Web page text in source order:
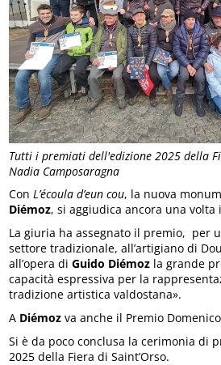
Tutti i premiati dell'edizione 2025 della
Nadia Camposaragna
Con L’écoula d’eun cou, la nuova
Diémoz, si aggiudica ancora una volta
La giuria ha assegnato il premio, per
settore tradizionale, all’artigiano di
all’opera diGuido Diémoz la grande
capacità espressiva per la
tradizione artistica valdostana».
A Diémoz va anche il Premio
Si è da poco conclusa la cerimonia di
2025 della Fiera di Saint’Orso.